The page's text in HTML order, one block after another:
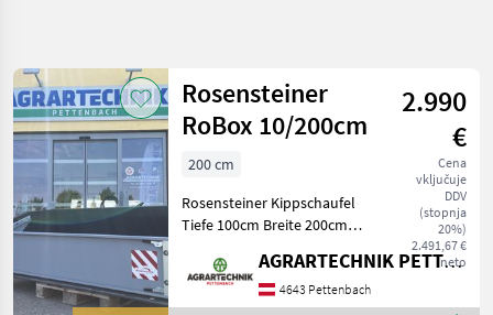
Rosensteiner
RoBox 10/200cm
2.990
€
Cena
vključuje
DDV
(stopnja
20%)
2.491,67 €
neto
200 cm
Rosensteiner Kippschaufel
Tiefe 100cm Breite 200cm
Kat I/II Schwenkbordwand
Hardox Schürfleiste
AGRARTECHNIK PETTENBACH GMBH
4643 Pettenbach